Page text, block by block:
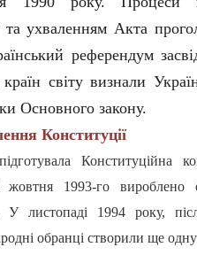
ухваленням Акта
референдум
країн світу визнали
Основного закону.
Конституції
Конституційна
1993-го вироблено
листопаді 1994 року,
обранці створили ще